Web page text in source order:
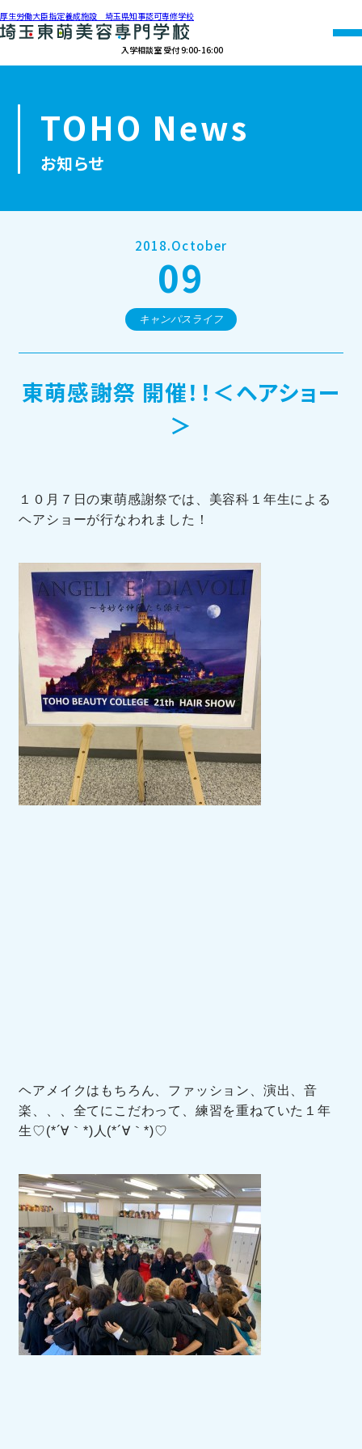
厚生労働大臣指定養成施設 埼玉県知事認可専修学校
入学相談室 受付 9:00-16:00
アクセス 資料請求
学校紹介
学科紹介
オープンキャンパス・個別相談
訪問者別メニュー
TOHO News
お知らせ
2018.October
09
キャンパスライフ
東萌感謝祭 開催！！＜ヘアショー
＞
１０月７日の東萌感謝祭では、美容科１年生による
ヘアショーが行なわれました！
ヘアメイクはもちろん、ファッション、演出、音
楽、、、全てにこだわって、練習を重ねていた１年
生♡(*´∀｀*)人(*´∀｀*)♡